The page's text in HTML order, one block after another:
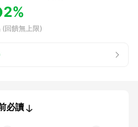
2%
(回饋無上限)
必讀